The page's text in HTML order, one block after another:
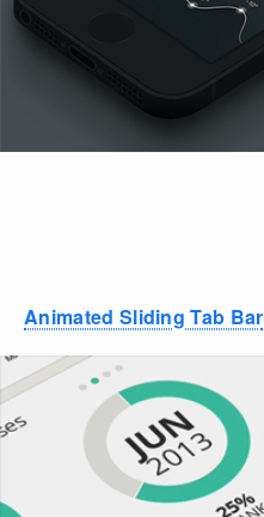
Animated Sliding Tab Bar